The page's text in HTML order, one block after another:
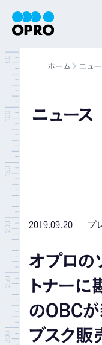
会社情報
事業内容
ニュース
パートナー
サポート
イベント＆セミナー
IR情報
ホーム ニュ
ニュース
2019.09.20 プ
オプロの
トナーに
のOBC
ブスク